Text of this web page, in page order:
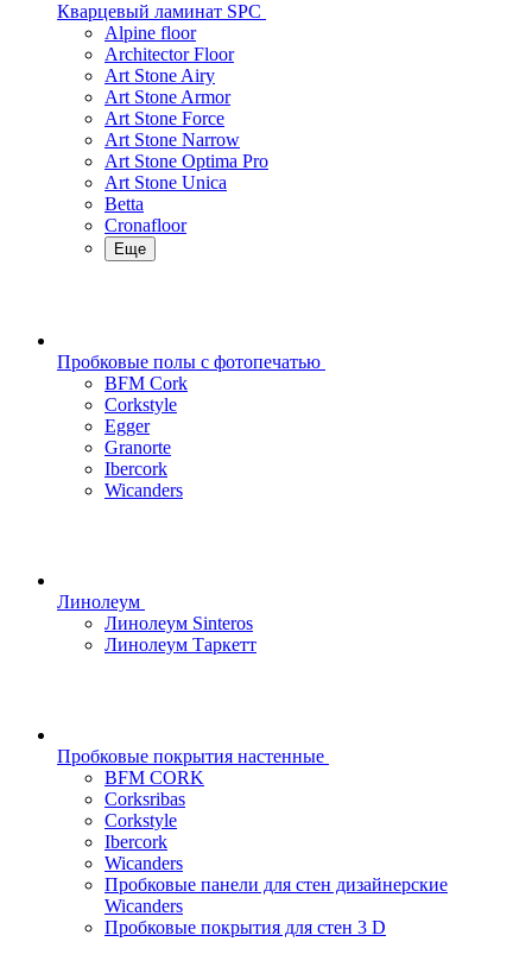
Кварцевый ламинат SPC
Alpine floor
Architector Floor
Art Stone Airy
Art Stone Armor
Art Stone Force
Art Stone Narrow
Art Stone Optima Pro
Art Stone Unica
Betta
Cronafloor
Еще
Пробковые полы с фотопечатью
BFM Cork
Corkstyle
Egger
Granorte
Ibercork
Wicanders
Линолеум
Линолеум Sinteros
Линолеум Таркетт
Пробковые покрытия настенные
BFM CORK
Corksribas
Corkstyle
Ibercork
Wicanders
Пробковые панели для стен дизайнерские
Wicanders
Пробковые покрытия для стен 3 D